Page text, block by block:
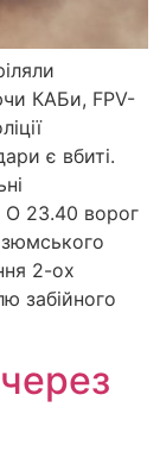
КАБи, FPV-
є вбиті.
О 23.40 ворог
2-ох
забійного